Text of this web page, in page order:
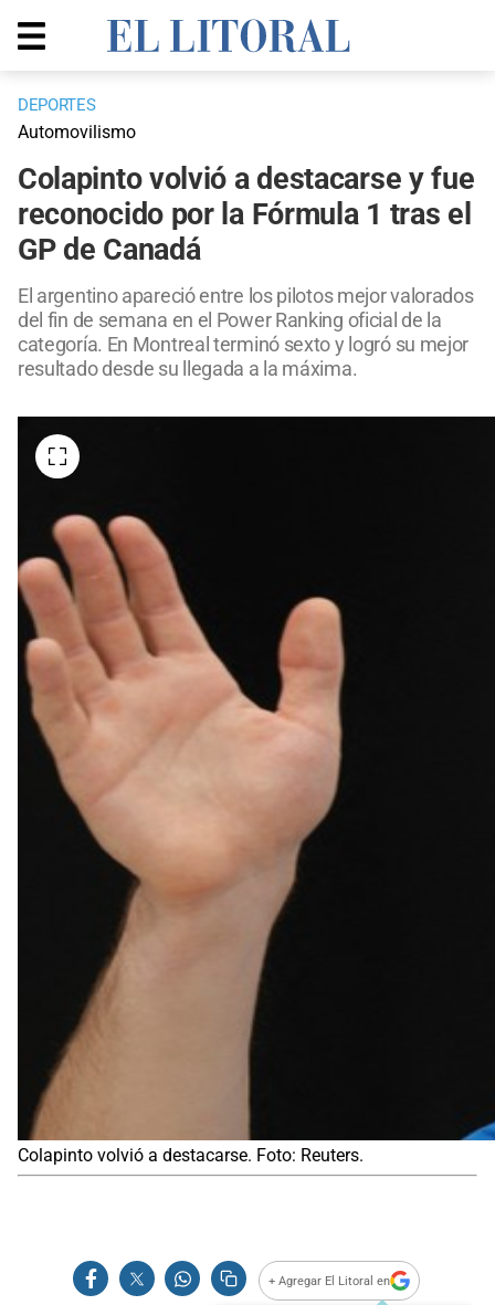
DEPORTES
Automovilismo
Colapinto volvió a destacarse y fue
reconocido por la Fórmula 1 tras el
GP de Canadá
El argentino apareció entre los pilotos mejor valorados
del fin de semana en el Power Ranking oficial de la
categoría. En Montreal terminó sexto y logró su mejor
resultado desde su llegada a la máxima.
Colapinto volvió a destacarse. Foto: Reuters.
+ Agregar El Litoral en